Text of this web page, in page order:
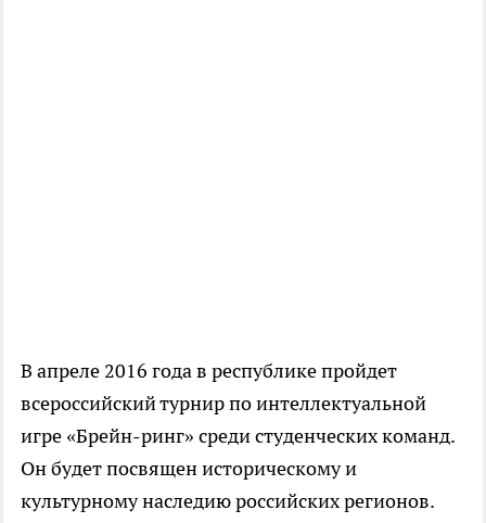
В апреле 2016 года в республике пройдет
всероссийский турнир по интеллектуальной
игре «Брейн-ринг» среди студенческих команд.
Он будет посвящен историческому и
культурному наследию российских регионов.